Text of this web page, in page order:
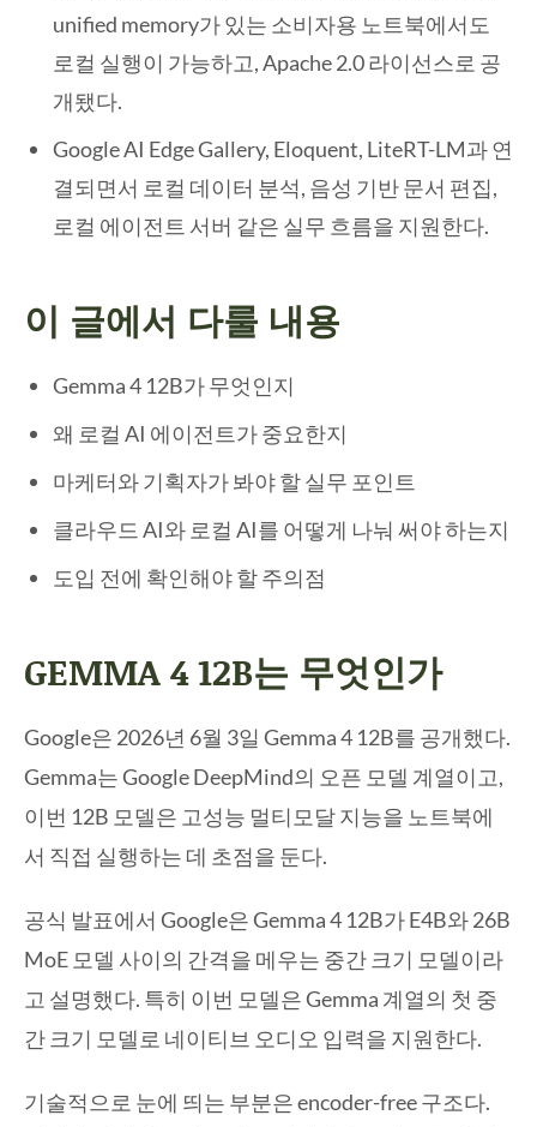
unified memory가 있는 소비자용 노트북에서도
로컬 실행이 가능하고, Apache 2.0 라이선스로 공
개됐다.
Google AI Edge Gallery, Eloquent, LiteRT-LM과 연
결되면서 로컬 데이터 분석, 음성 기반 문서 편집,
로컬 에이전트 서버 같은 실무 흐름을 지원한다.
이 글에서 다룰 내용
Gemma 4 12B가 무엇인지
왜 로컬 AI 에이전트가 중요한지
마케터와 기획자가 봐야 할 실무 포인트
클라우드 AI와 로컬 AI를 어떻게 나눠 써야 하는지
도입 전에 확인해야 할 주의점
GEMMA 4 12B는 무엇인가
Google은 2026년 6월 3일 Gemma 4 12B를 공개했다.
Gemma는 Google DeepMind의 오픈 모델 계열이고,
이번 12B 모델은 고성능 멀티모달 지능을 노트북에
서 직접 실행하는 데 초점을 둔다.
공식 발표에서 Google은 Gemma 4 12B가 E4B와 26B
MoE 모델 사이의 간격을 메우는 중간 크기 모델이라
고 설명했다. 특히 이번 모델은 Gemma 계열의 첫 중
간 크기 모델로 네이티브 오디오 입력을 지원한다.
기술적으로 눈에 띄는 부분은 encoder-free 구조다.